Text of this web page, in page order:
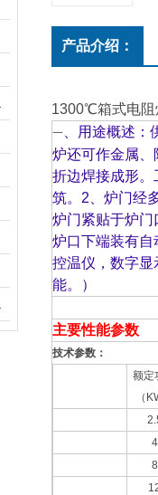
产品介绍：
1300℃箱式电阻
一
用途概述：
炉还可作金属
折边焊接成形
筑。2、炉门经
炉门紧贴于炉
炉口下端装有
控温仪，数字
能。）
主要性能参数
技术参数：
额定
（
4
8